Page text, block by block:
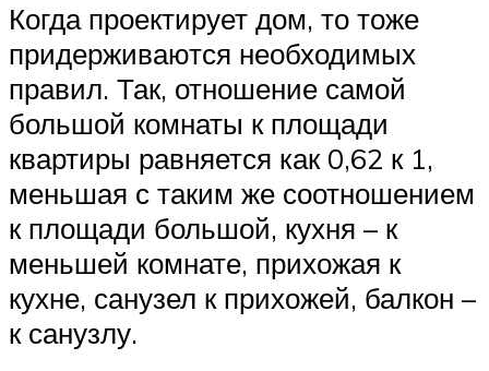
Когда проектирует дом, то тоже
придерживаются необходимых
правил. Так, отношение самой
большой комнаты к площади
квартиры равняется как 0,62 к 1,
меньшая с таким же соотношением
к площади большой, кухня – к
меньшей комнате, прихожая к
кухне, санузел к прихожей, балкон –
к санузлу.